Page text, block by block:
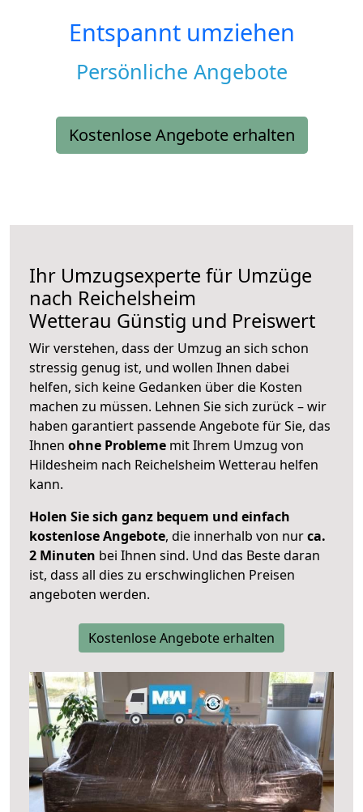
Entspannt umziehen
Persönliche Angebote
Kostenlose Angebote erhalten
Ihr Umzugsexperte für Umzüge
nach Reichelsheim
Wetterau Günstig und Preiswert
Wir verstehen, dass der Umzug an sich schon
stressig genug ist, und wollen Ihnen dabei
helfen, sich keine Gedanken über die Kosten
machen zu müssen. Lehnen Sie sich zurück – wir
haben garantiert passende Angebote für Sie, das
Ihnen ohne Probleme mit Ihrem Umzug von
Hildesheim nach Reichelsheim Wetterau helfen
kann.
Holen Sie sich ganz bequem und einfach
kostenlose Angebote, die innerhalb von nurca.
2 Minuten bei Ihnen sind. Und das Beste daran
ist, dass all dies zu erschwinglichen Preisen
angeboten werden.
Kostenlose Angebote erhalten